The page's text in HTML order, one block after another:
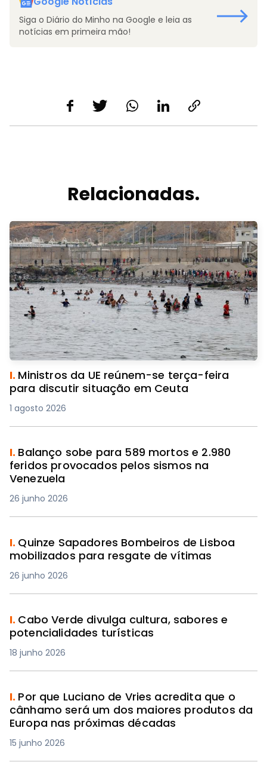
Siga o Diário do Minho na Google e leia as
notícias em primeira mão!
Relacionadas.
I. Ministros da UE reúnem-se terça-feira
para discutir situação em Ceuta
1 agosto 2026
I. Balanço sobe para 589 mortos e 2.980
feridos provocados pelos sismos na
Venezuela
26 junho 2026
I. Quinze Sapadores Bombeiros de Lisboa
mobilizados para resgate de vítimas
26 junho 2026
I. Cabo Verde divulga cultura, sabores e
potencialidades turísticas
18 junho 2026
I. Por que Luciano de Vries acredita que o
cânhamo será um dos maiores produtos da
Europa nas próximas décadas
15 junho 2026